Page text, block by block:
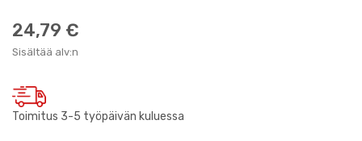
24,79 €
Sisältää alv:n
Toimitus 3-5 työpäivän kuluessa